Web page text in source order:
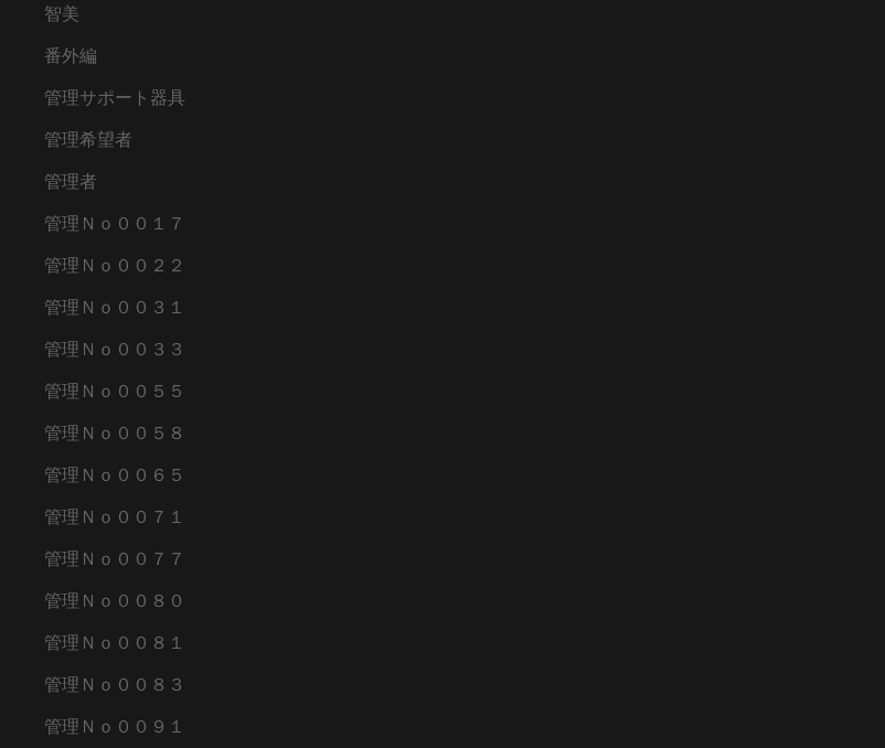
智美
番外編
管理サポート器具
管理希望者
管理者
管理Ｎｏ００１７
管理Ｎｏ００２２
管理Ｎｏ００３１
管理Ｎｏ００３３
管理Ｎｏ００５５
管理Ｎｏ００５８
管理Ｎｏ００６５
管理Ｎｏ００７１
管理Ｎｏ００７７
管理Ｎｏ００８０
管理Ｎｏ００８１
管理Ｎｏ００８３
管理Ｎｏ００９１